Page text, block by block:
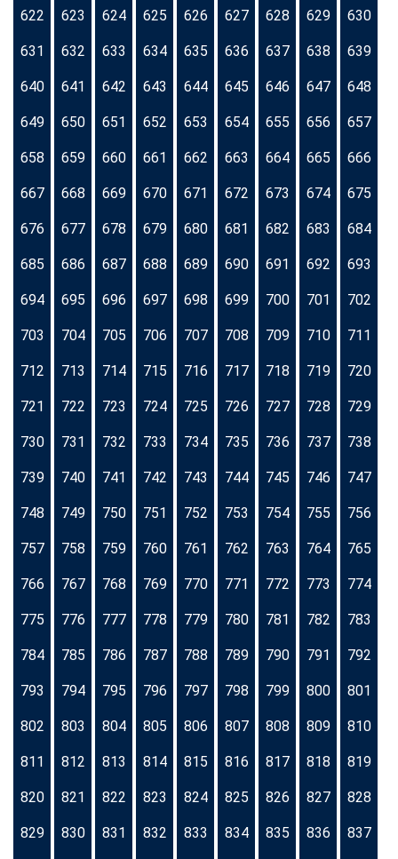
622 623 624 625 626 627 628 629 630
631 632 633 634 635 636 637 638 639
640 641 642 643 644 645 646 647 648
649 650 651 652 653 654 655 656 657
658 659 660 661 662 663 664 665 666
667 668 669 670 671 672 673 674 675
676 677 678 679 680 681 682 683 684
685 686 687 688 689 690 691 692 693
694 695 696 697 698 699 700 701 702
703 704 705 706 707 708 709 710 711
712 713 714 715 716 717 718 719 720
721 722 723 724 725 726 727 728 729
730 731 732 733 734 735 736 737 738
739 740 741 742 743 744 745 746 747
748 749 750 751 752 753 754 755 756
757 758 759 760 761 762 763 764 765
766 767 768 769 770 771 772 773 774
775 776 777 778 779 780 781 782 783
784 785 786 787 788 789 790 791 792
793 794 795 796 797 798 799 800 801
802 803 804 805 806 807 808 809 810
811 812 813 814 815 816 817 818 819
820 821 822 823 824 825 826 827 828
829 830 831 832 833 834 835 836 837